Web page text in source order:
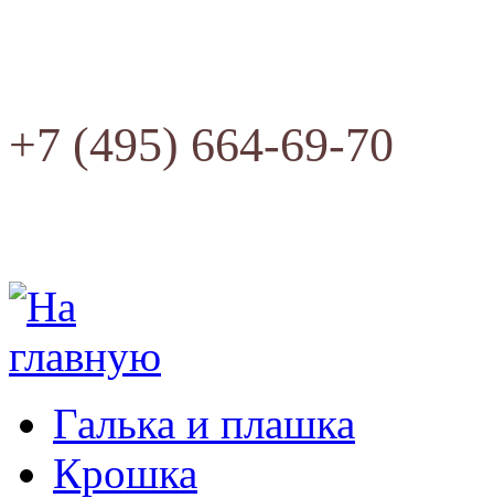
+7 (495) 664-69-70
Галька и плашка
Крошка